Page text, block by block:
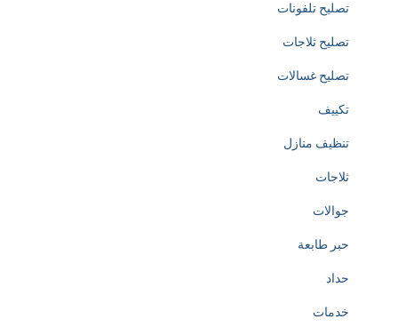
c
a
e
d
o
h
e
تصليح تلفونات
تصليح ثلاجات
تصليح غسالات
تكييف
تنظيف منازل
ثلاجات
جوالات
حبر طابعة
حداد
خدمات